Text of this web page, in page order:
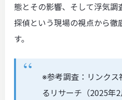
態とその影響、そして浮気調
探偵という現場の視点から徹
す。
※参考調査：リンク
るリサーチ（2025年2